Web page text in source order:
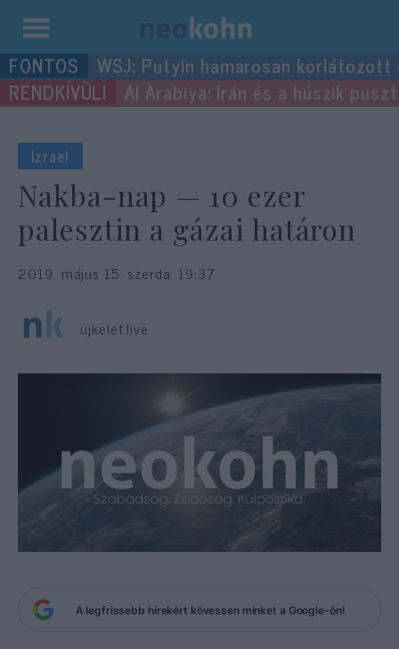
Kilépés
a
tartalomba
WSJ: Putyin hamarosan
Al Arabiya: Irán és a húszik
Izrael
Nakba-nap — 10 ezer
palesztin a gázai határon
2019. május 15. szerda, 19:37
ujkelet.live
A legfrissebb hírekért kövessen minket a Google-ön!